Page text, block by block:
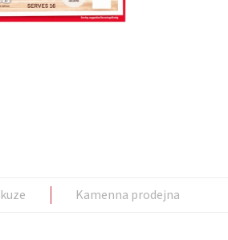
Kamenna prodejna